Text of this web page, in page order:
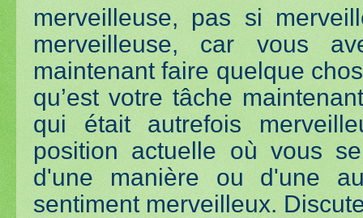
merveilleuse, pas si
merveilleuse, car vous
maintenant faire quelque
qu’est votre tâche
qui était autrefois
position actuelle où vous
d'une manière ou d'une
sentiment merveilleux.